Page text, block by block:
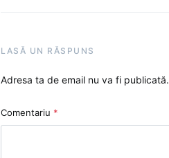
LASĂ UN RĂSPUNS
Adresa ta de email nu va fi publicată.
Comentariu *